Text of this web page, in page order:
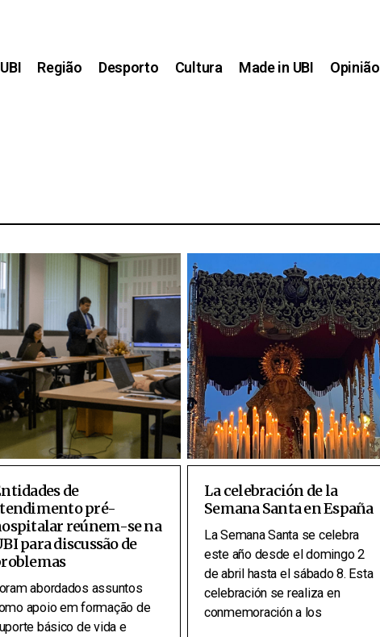
UBI Região Desporto Cultura Made in UBI Opinião
de
pré-
reúnem-se na
para discussão de
abordados assuntos
apoio em formação de
básico de vida e
La celebración de la
Semana Santa en España
La Semana Santa se celebra
este año desde el domingo 2
de abril hasta el sábado 8. Esta
celebración se realiza en
conmemoración a los